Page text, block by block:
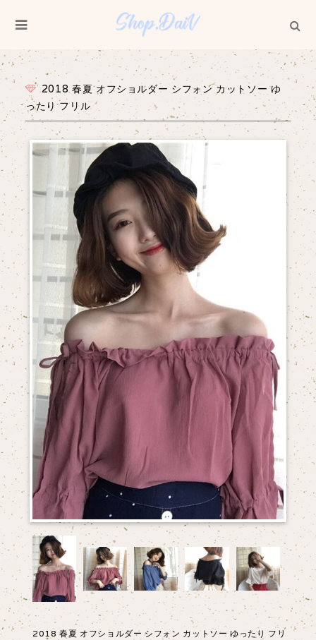
2018 春夏 オフショルダー シフォン カットソー ゆ
ったり フリル
2018 春夏 オフショルダー シフォン カットソー ゆったり フリ